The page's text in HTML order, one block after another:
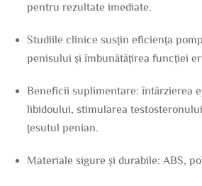
pentru rezultate imediate.
Studiile clinice susțin eficiența
penisului și îmbunătățirea funcției
Beneficii suplimentare: întârzierea
libidoului, stimularea
țesutul penian.
Materiale sigure și durabile: ABS,